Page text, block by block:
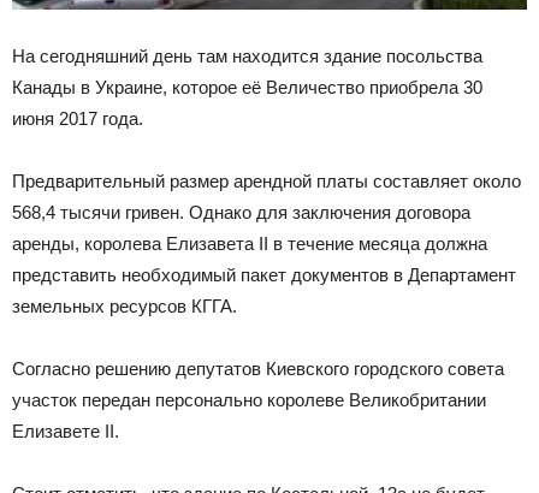
На сегодняшний день там находится здание посольства
Канады в Украине, которое её Величество приобрела 30
июня 2017 года.
Предварительный размер арендной платы составляет около
568,4 тысячи гривен. Однако для заключения договора
аренды, королева Елизавета ІІ в течение месяца должна
представить необходимый пакет документов в Департамент
земельных ресурсов КГГА.
Согласно решению депутатов Киевского городского совета
участок передан персонально королеве Великобритании
Елизавете II.